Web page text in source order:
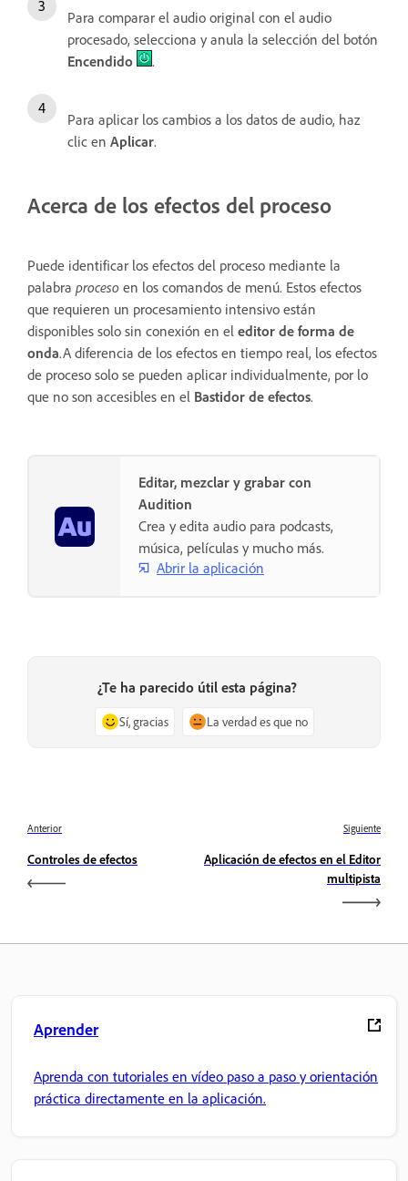
Para comparar el audio original con el audio
procesado, selecciona y anula la selección del botón
Encendido
.
Para aplicar los cambios a los datos de audio, haz
clic en Aplicar.
Acerca de los efectos del proceso
Puede identificar los efectos del proceso mediante la
palabra proceso en los comandos de menú. Estos efectos
que requieren un procesamiento intensivo están
disponibles solo sin conexión en el editor de forma de
onda.A diferencia de los efectos en tiempo real, los efectos
de proceso solo se pueden aplicar individualmente, por lo
que no son accesibles en el Bastidor de efectos.
Editar, mezclar y grabar con
Audition
Crea y edita audio para podcasts,
música, películas y mucho más.
Abrir la aplicación
¿Te ha parecido útil esta página?
Sí, gracias La verdad es que no
Anterior
Controles de efectos
Siguiente
Aplicación de efectos en el Editor
multipista
Aprender
Aprenda con tutoriales en vídeo paso a paso y orientación
práctica directamente en la aplicación.